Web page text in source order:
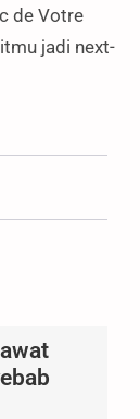
de Votre
jadi next-